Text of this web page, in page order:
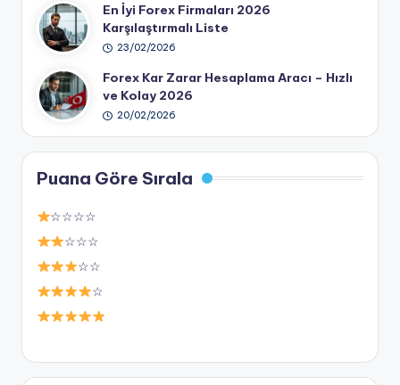
En İyi Forex Firmaları 2026
Karşılaştırmalı Liste
23/02/2026
Forex Kar Zarar Hesaplama Aracı – Hızlı
ve Kolay 2026
20/02/2026
Puana Göre Sırala
☆☆☆☆
☆☆☆
☆☆
☆